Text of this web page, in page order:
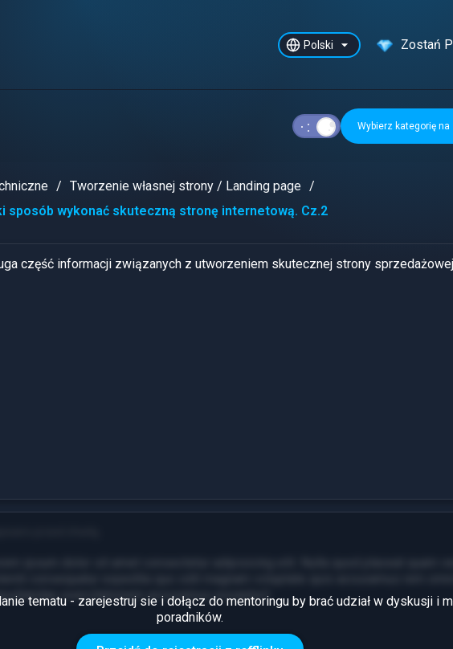
Polski Zostań
Wybierz kategorię na
Tworzenie własnej strony / Landing page
sposób wykonać skuteczną stronę internetową. Cz.2
część informacji związanych z utworzeniem skutecznej strony
exercitationem accusamus excepturi!
tematu - zarejestruj sie i dołącz do mentoringu by brać udział w dyskusji i
poradników.